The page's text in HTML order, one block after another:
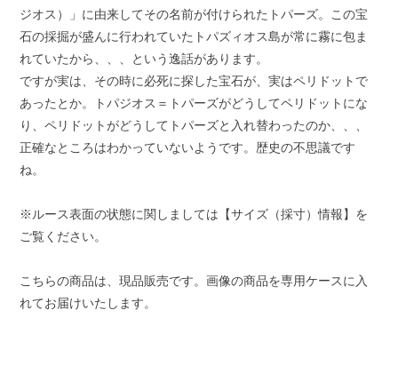
ジオス）」に由来してその名前が付けられたトパーズ。この宝
石の採掘が盛んに行われていたトパズィオス島が常に霧に包ま
れていたから、、、という逸話があります。
ですが実は、その時に必死に探した宝石が、実はペリドットで
あったとか。トパジオス＝トパーズがどうしてペリドットにな
り、ペリドットがどうしてトパーズと入れ替わったのか、、、
正確なところはわかっていないようです。歴史の不思議です
ね。
※ルース表面の状態に関しましては【サイズ（採寸）情報】を
ご覧ください。
こちらの商品は、現品販売です。画像の商品を専用ケースに入
れてお届けいたします。